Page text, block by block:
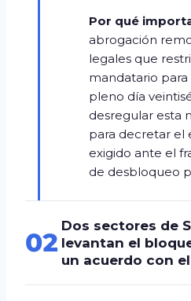
Por qué
abrogación
legales que
mandatario para
pleno día
desregular esta
para decretar el
exigido ante el
de desbloqueo
02
Dos sectores de
levantan el
un acuerdo con